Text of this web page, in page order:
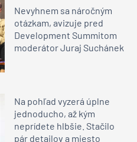
Nevyhnem sa náročným
otázkam, avizuje pred
Development Summitom
moderátor Juraj Suchánek
Na pohľad vyzerá úplne
jednoducho, až kým
neprídete hlbšie. Stačilo
pár detailov a miesto